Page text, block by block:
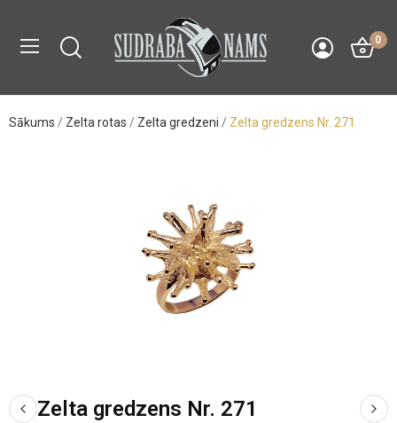
0
Sākums Zelta rotas Zelta gredzeni Zelta gredzens Nr. 271
Zelta gredzens Nr. 271